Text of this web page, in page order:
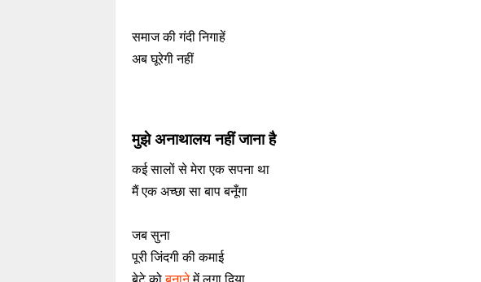
समाज की गंदी निगाहें
अब घूरेगी नहीं
मुझे अनाथालय नहीं जाना है
कई सालों से मेरा एक सपना था
मैं एक अच्छा सा बाप बनूँगा
जब सुना
पूरी जिंदगी की कमाई